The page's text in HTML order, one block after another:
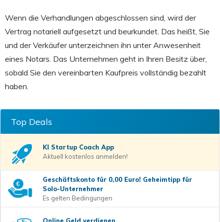
Wenn die Verhandlungen abgeschlossen sind, wird der
Vertrag notariell aufgesetzt und beurkundet. Das heißt, Sie
und der Verkäufer unterzeichnen ihn unter Anwesenheit
eines Notars. Das Unternehmen geht in Ihren Besitz über,
sobald Sie den vereinbarten Kaufpreis vollständig bezahlt
haben.
Top Deals
KI Startup Coach App
Aktuell kostenlos anmelden!
Geschäftskonto für 0,00 Euro! Geheimtipp für
Solo-Unternehmer
Es gelten Bedingungen